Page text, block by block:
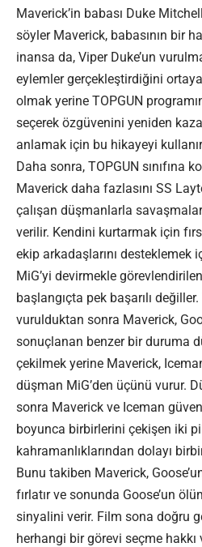
Maverick’in babası Duke
söyler Maverick, babasının bir
inansa da, Viper Duke’un
eylemler gerçekleştirdiğini
olmak yerine TOPGUN
seçerek özgüvenini yeniden
anlamak için bu hikayeyi
Daha sonra, TOPGUN sınıfına
Maverick daha fazlasını SS
çalışan düşmanlarla
verilir. Kendini kurtarmak için
ekip arkadaşlarını desteklemek
MiG’yi devirmekle
başlangıçta pek başarılı
vurulduktan sonra Maverick,
sonuçlanan benzer bir duruma
çekilmek yerine Maverick,
düşman MiG’den üçünü vurur.
sonra Maverick ve Iceman
boyunca birbirlerini çekişen iki
kahramanlıklarından dolayı
Bunu takiben Maverick,
fırlatır ve sonunda Goose’un
sinyalini verir. Film sona doğru
herhangi bir görevi seçme hakkı